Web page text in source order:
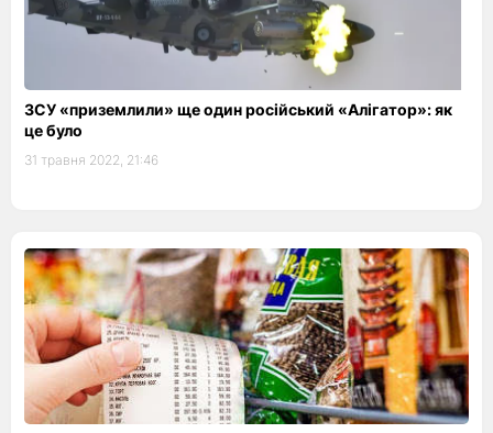
ЗСУ «приземлили» ще один російський «Алігатор»: як
це було
31 травня 2022, 21:46